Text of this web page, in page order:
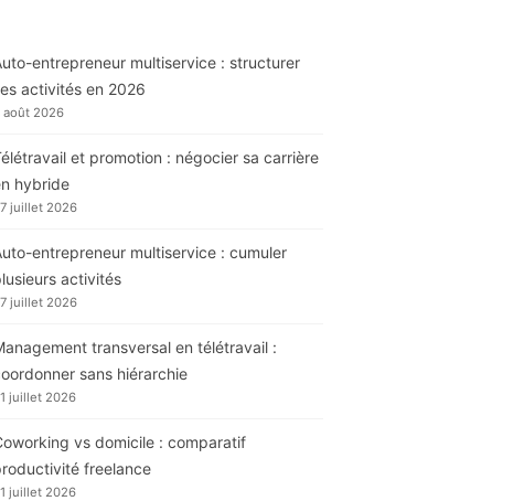
entrepreneur multiservice : structurer
activités en 2026
août 2026
et promotion : négocier sa carrière
hybride
juillet 2026
entrepreneur multiservice : cumuler
activités
juillet 2026
transversal en télétravail :
sans hiérarchie
juillet 2026
vs domicile : comparatif
freelance
juillet 2026